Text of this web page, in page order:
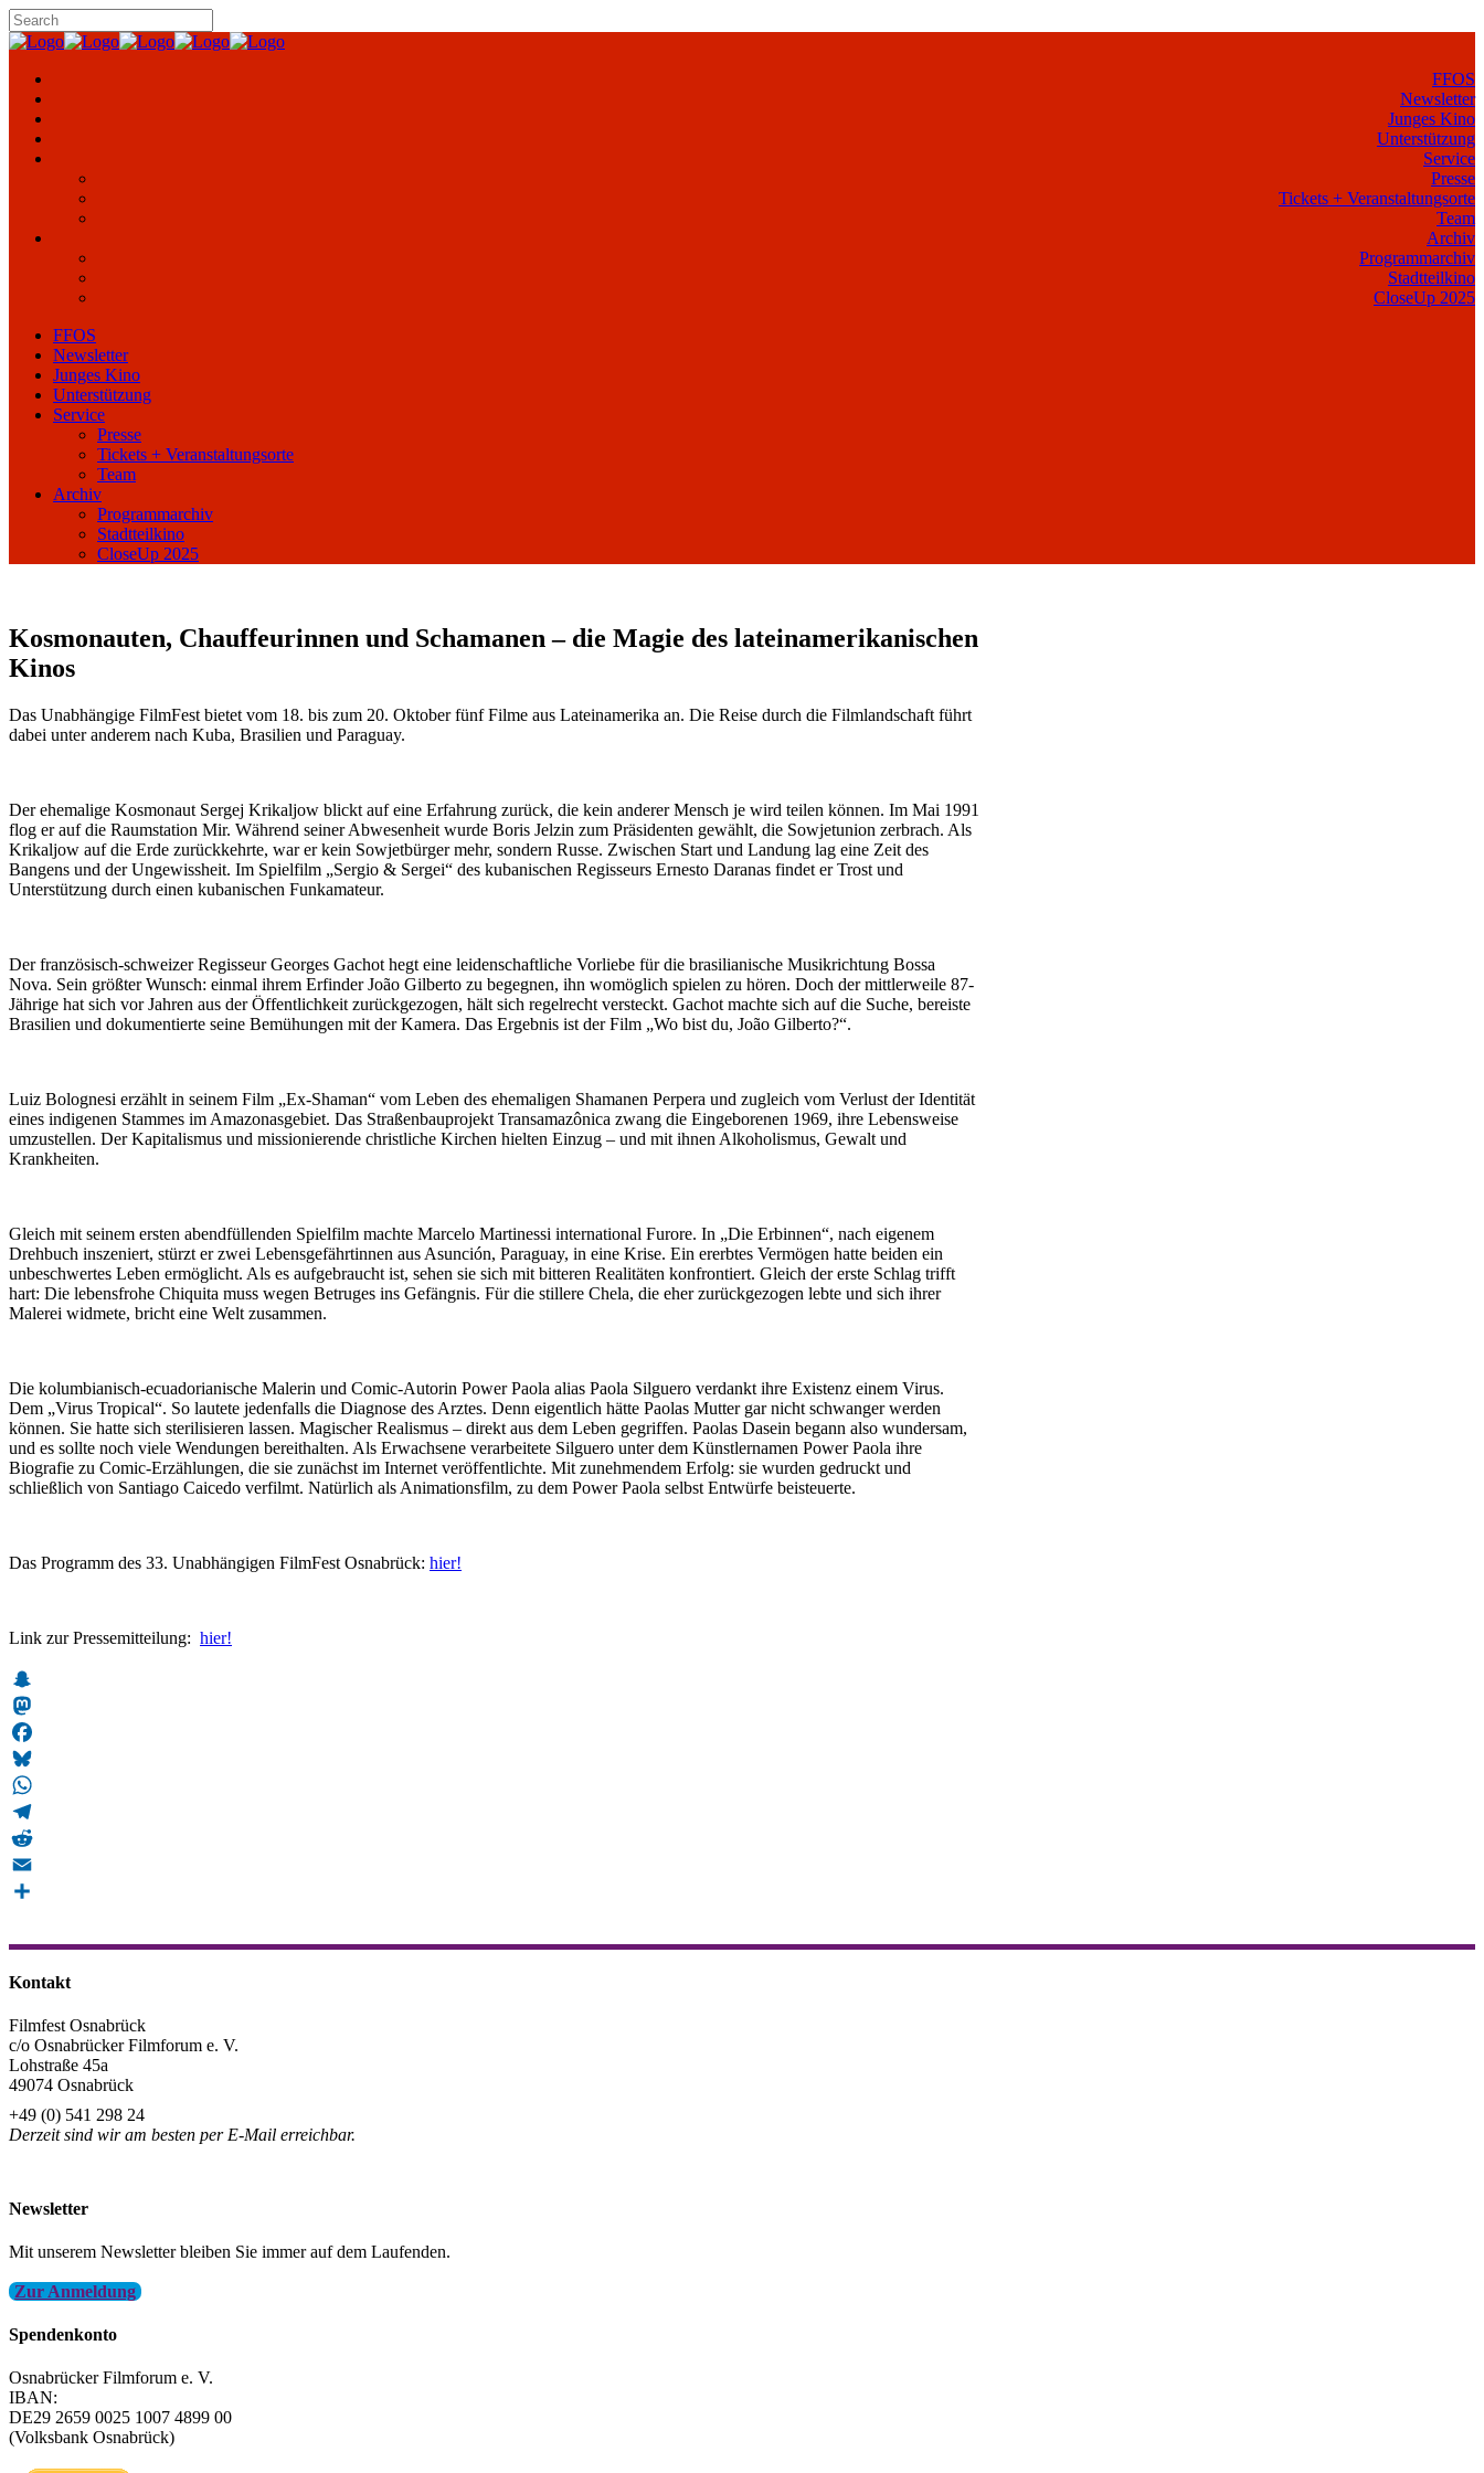
FFOS
Newsletter
Junges Kino
Unterstützung
Service
Presse
Tickets + Veranstaltungsorte
Team
Archiv
Programmarchiv
Stadtteilkino
CloseUp 2025
FFOS
Newsletter
Junges Kino
Unterstützung
Service
Presse
Tickets + Veranstaltungsorte
Team
Archiv
Programmarchiv
Stadtteilkino
CloseUp 2025
Kosmonauten, Chauffeurinnen und Schamanen – die Magie des lateinamerikanischen
Kinos
Das Unabhängige FilmFest bietet vom 18. bis zum 20. Oktober fünf Filme aus Lateinamerika an. Die Reise durch die Filmlandschaft führt
dabei unter anderem nach Kuba, Brasilien und Paraguay.
Der ehemalige Kosmonaut Sergej Krikaljow blickt auf eine Erfahrung zurück, die kein anderer Mensch je wird teilen können. Im Mai 1991
flog er auf die Raumstation Mir. Während seiner Abwesenheit wurde Boris Jelzin zum Präsidenten gewählt, die Sowjetunion zerbrach. Als
Krikaljow auf die Erde zurückkehrte, war er kein Sowjetbürger mehr, sondern Russe. Zwischen Start und Landung lag eine Zeit des
Bangens und der Ungewissheit. Im Spielfilm „Sergio & Sergei“ des kubanischen Regisseurs Ernesto Daranas findet er Trost und
Unterstützung durch einen kubanischen Funkamateur.
Der französisch-schweizer Regisseur Georges Gachot hegt eine leidenschaftliche Vorliebe für die brasilianische Musikrichtung Bossa
Nova. Sein größter Wunsch: einmal ihrem Erfinder João Gilberto zu begegnen, ihn womöglich spielen zu hören. Doch der mittlerweile 87-
Jährige hat sich vor Jahren aus der Öffentlichkeit zurückgezogen, hält sich regelrecht versteckt. Gachot machte sich auf die Suche, bereiste
Brasilien und dokumentierte seine Bemühungen mit der Kamera. Das Ergebnis ist der Film „Wo bist du, João Gilberto?“.
Luiz Bolognesi erzählt in seinem Film „Ex-Shaman“ vom Leben des ehemaligen Shamanen Perpera und zugleich vom Verlust der Identität
eines indigenen Stammes im Amazonasgebiet. Das Straßenbauprojekt Transamazônica zwang die Eingeborenen 1969, ihre Lebensweise
umzustellen. Der Kapitalismus und missionierende christliche Kirchen hielten Einzug – und mit ihnen Alkoholismus, Gewalt und
Krankheiten.
Gleich mit seinem ersten abendfüllenden Spielfilm machte Marcelo Martinessi international Furore. In „Die Erbinnen“, nach eigenem
Drehbuch inszeniert, stürzt er zwei Lebensgefährtinnen aus Asunción, Paraguay, in eine Krise. Ein ererbtes Vermögen hatte beiden ein
unbeschwertes Leben ermöglicht. Als es aufgebraucht ist, sehen sie sich mit bitteren Realitäten konfrontiert. Gleich der erste Schlag trifft
hart: Die lebensfrohe Chiquita muss wegen Betruges ins Gefängnis. Für die stillere Chela, die eher zurückgezogen lebte und sich ihrer
Malerei widmete, bricht eine Welt zusammen.
Die kolumbianisch-ecuadorianische Malerin und Comic-Autorin Power Paola alias Paola Silguero verdankt ihre Existenz einem Virus.
Dem „Virus Tropical“. So lautete jedenfalls die Diagnose des Arztes. Denn eigentlich hätte Paolas Mutter gar nicht schwanger werden
können. Sie hatte sich sterilisieren lassen. Magischer Realismus – direkt aus dem Leben gegriffen. Paolas Dasein begann also wundersam,
und es sollte noch viele Wendungen bereithalten. Als Erwachsene verarbeitete Silguero unter dem Künstlernamen Power Paola ihre
Biografie zu Comic-Erzählungen, die sie zunächst im Internet veröffentlichte. Mit zunehmendem Erfolg: sie wurden gedruckt und
schließlich von Santiago Caicedo verfilmt. Natürlich als Animationsfilm, zu dem Power Paola selbst Entwürfe beisteuerte.
Das Programm des 33. Unabhängigen FilmFest Osnabrück: hier!
Link zur Pressemitteilung: hier!
Snapchat
Mastodon
Facebook
Bluesky
WhatsApp
Telegram
Reddit
Email
Kontakt
Filmfest Osnabrück
c/o Osnabrücker Filmforum e. V.
Lohstraße 45a
49074 Osnabrück
+49 (0) 541 298 24
Derzeit sind wir am besten per E-Mail erreichbar.
Newsletter
Mit unserem Newsletter bleiben Sie immer auf dem Laufenden.
Zur Anmeldung
Spendenkonto
Osnabrücker Filmforum e. V.
IBAN:
DE29 2659 0025 1007 4899 00
(Volksbank Osnabrück)